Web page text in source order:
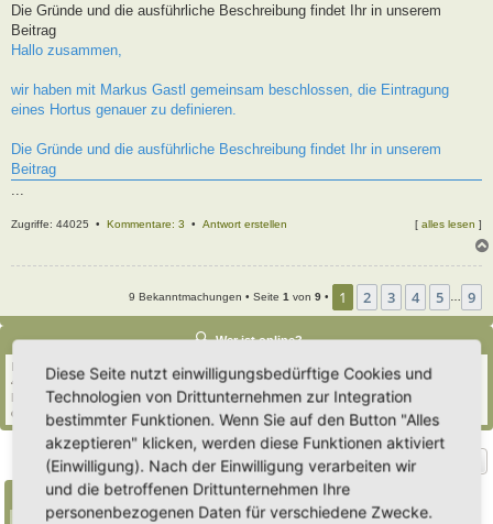
Die Gründe und die ausführliche Beschreibung findet Ihr in unserem
Beitrag
Hallo zusammen,
wir haben mit Markus Gastl gemeinsam beschlossen, die Eintragung
eines Hortus genauer zu definieren.
Die Gründe und die ausführliche Beschreibung findet Ihr in unserem
Beitrag
Zugriffe: 44025 • Kommentare: 3 • Antwort erstellen [ alles lesen ]
9 Bekanntmachungen • Seite 1 von 9 • 1 2 3 4 5 … 9
Wer ist online?
Insgesamt sind46 Besucher online :: 2 sichtbare Mitglieder, 0 unsichtbare Mitglieder und
44 Gäste (basierend auf den aktiven Besuchern der letzten 5 Minuten)
Der Besucherrekord liegt bei2235Besuchern, die am Mi 29. Jul 2026, 21:02 gleichzeitig
online waren.
Gehe zu
Suche
Diese Seite nutzt einwilligungsbedürftige Cookies und
Technologien von Drittunternehmen zur Integration
bestimmter Funktionen. Wenn Sie auf den Button "Alles
akzeptieren" klicken, werden diese Funktionen aktiviert
(Einwilligung). Nach der Einwilligung verarbeiten wir
und die betroffenen Drittunternehmen Ihre
personenbezogenen Daten für verschiedene Zwecke.